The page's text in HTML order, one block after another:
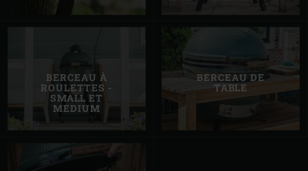
BERCEAU À
ROULETTES -
SMALL ET
MEDIUM
BERCEAU DE
TABLE